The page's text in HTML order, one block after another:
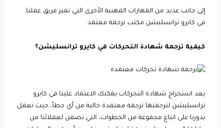
إلى جانب عديد من المهارات المهنية الأخرى التي تميز فريق عملنا
في كايرو ترانسليشن مكتب ترجمة معتمد.
كيفية ترجمة شهادة التحركات في كايرو ترانسليشن؟
بعد استخراج شهادة التحركات يمكنك الاعتماد علينا في كايرو
ترانسليشن لترجمتها ترجمة معتمدة خالية من أي خطأ، حيث نعمل
بدورنا على اتباع مجموعة من الخطوات، التي نضمن لعملائنا من